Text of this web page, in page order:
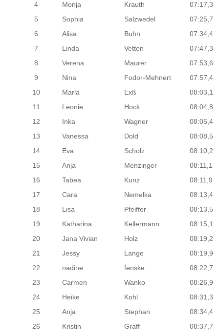
4
Monja Krauth
07:17,3
5
Sophia Salzwedel
07:25,7
6
Alisa Buhn
07:34,4
7
Linda Vetten
07:47,3
8
Verena Maurer
07:53,6
9
Nina Fodor-Mehnert
07:57,4
10
Marla Exß
08:03,1
11
Leonie Hock
08:04,8
12
Inka Wagner
08:05,4
13
Vanessa Dold
08:08,5
14
Eva Scholz
08:10,2
15
Anja Menzinger
08:11,1
16
Tabea Kunz
08:11,9
17
Cara Nemelka
08:13,4
18
Lisa Pfeiffer
08:13,5
19
Katharina Kellermann
08:15,1
20
Jana Vivian Holz
08:19,2
21
Jessy Lange
08:19,9
22
nadine fenske
08:22,7
23
Carmen Wanko
08:26,9
24
Heike Kohl
08:31,3
25
Anja Stephan
08:34,4
26
Kristin Graff
08:37,7